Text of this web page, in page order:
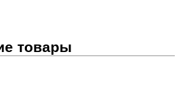
товары